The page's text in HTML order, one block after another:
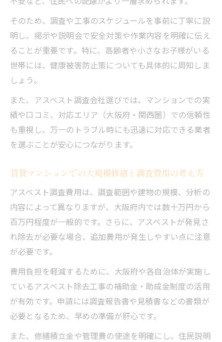
そのため、調査や工事のスケジュールを事前に丁寧に説
明し、掲示や説明会で安全対策や作業内容を明確に伝え
ることが重要です。特に、高齢者や小さなお子様がいる
世帯には、健康被害防止策についても具体的に周知しま
しょう。
また、アスベスト調査会社選びでは、マンションでの実
績や口コミ、対応エリア（大阪府・関西圏）での信頼性
も重視し、万一のトラブル時にも迅速に対応できる業者
を選ぶことが安心につながります。
賃貸マンションでの大規模修繕と調査費用の考え方
アスベスト調査費用は、調査範囲や建物の規模、分析の
内容によって異なりますが、大阪府内では数十万円から
百万円程度が一般的です。さらに、アスベストが発見さ
れ除去が必要な場合、追加費用が発生しやすい点に注意
が必要です。
費用負担を軽減するために、大阪府や各自治体が実施し
ているアスベスト除去工事の補助金・助成金制度の活用
が有効です。申請には調査報告書や見積書などの書類が
必要となるため、早めの準備が肝心です。
また、修繕積立金や管理費の使途を明確にし、住民説明